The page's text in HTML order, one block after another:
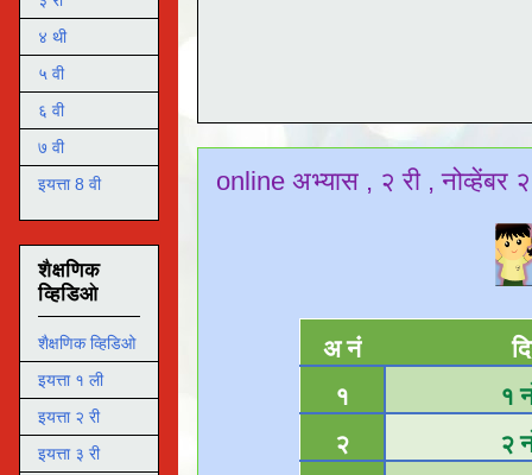
online अभ्यास , २ री , नोव्हेंबर
अ नं
१
१
२
२
४ थी
५ वी
६ वी
७ वी
इयत्ता 8 वी
शैक्षणिक
व्हिडिओ
शैक्षणिक व्हिडिओ
इयत्ता १ ली
इयत्ता २ री
इयत्ता ३ री